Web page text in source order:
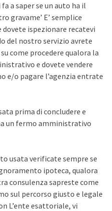
a saper se un auto ha il
gravame’ E’ semplice
ispezionare recatevi
del nostro servizio avrete
come procedere qualora la
e dovete vendere
e/o pagare l’agenzia entrate
prima di concludere e
un fermo amministrativo
usata verificate sempre se
ipoteca, qualora
consulenza sapreste come
sul percorso giusto e legale
L’ente esattoriale, vi